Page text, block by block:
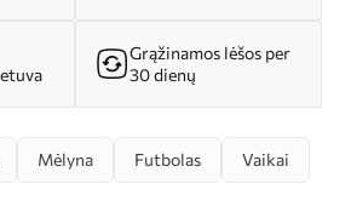
Grąžinamos lėšos per
30 dienų
Mėlyna Futbolas Vaikai